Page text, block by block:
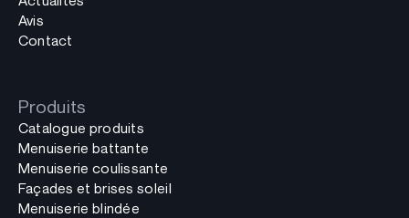
Avis
Contact
Produits
Catalogue produits
Menuiserie battante
Menuiserie coulissante
Façades et brises soleil
Menuiserie blindée